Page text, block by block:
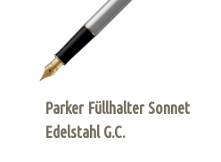
Parker Füllhalter Sonnet
Edelstahl G.C.